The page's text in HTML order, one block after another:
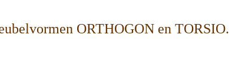
ORTHOGON en TORSIO.